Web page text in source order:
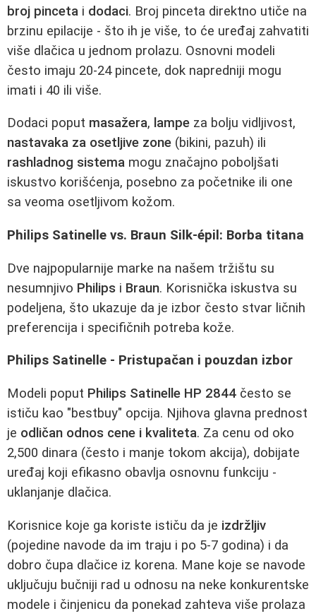
broj pinceta i dodaci. Broj pinceta direktno utiče na
brzinu epilacije - što ih je više, to će uređaj zahvatiti
više dlačica u jednom prolazu. Osnovni modeli
često imaju 20-24 pincete, dok napredniji mogu
imati i 40 ili više.
Dodaci poput masažera, lampe za bolju vidljivost,
nastavaka za osetljive zone (bikini, pazuh) ili
rashladnog sistema mogu značajno poboljšati
iskustvo korišćenja, posebno za početnike ili one
sa veoma osetljivom kožom.
Philips Satinelle vs. Braun Silk-épil: Borba titana
Dve najpopularnije marke na našem tržištu su
nesumnjivo Philips i Braun. Korisnička iskustva su
podeljena, što ukazuje da je izbor često stvar ličnih
preferencija i specifičnih potreba kože.
Philips Satinelle - Pristupačan i pouzdan izbor
Modeli poput Philips Satinelle HP 2844 često se
ističu kao "bestbuy" opcija. Njihova glavna prednost
je odličan odnos cene i kvaliteta. Za cenu od oko
2,500 dinara (često i manje tokom akcija), dobijate
uređaj koji efikasno obavlja osnovnu funkciju -
uklanjanje dlačica.
Korisnice koje ga koriste ističu da je izdržljiv
(pojedine navode da im traju i po 5-7 godina) i da
dobro čupa dlačice iz korena. Mane koje se navode
uključuju bučniji rad u odnosu na neke konkurentske
modele i činjenicu da ponekad zahteva više prolaza